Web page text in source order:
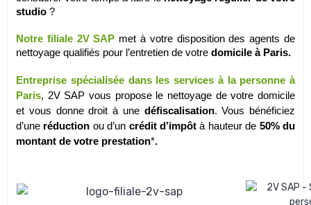
studio ?
Notre filiale 2V SAP met à votre disposition des agents de
nettoyage qualifiés pour l’entretien de votre domicile à Paris.
Entreprise spécialisée dans les services à la personne à
Paris, 2V SAP vous propose le nettoyage de votre domicile
et vous donne droit à une défiscalisation. Vous bénéficiez
d’une réduction ou d’un crédit d’impôt à hauteur de 50% du
montant de votre prestation*.